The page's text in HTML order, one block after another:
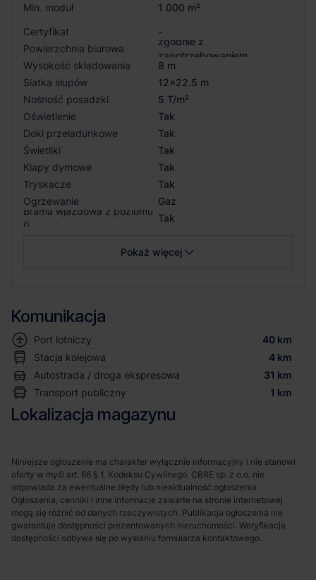
Min. moduł
1 000 m²
Certyfikat
-
Powierzchnia biurowa
zgodnie z
zapotrzebowaniem
Wysokość składowania
8 m
Siatka słupów
12x22.5 m
Nośność posadzki
5 T/m²
Oświetlenie
Tak
Doki przeładunkowe
Tak
Świetliki
Tak
Klapy dymowe
Tak
Tryskacze
Tak
Ogrzewanie
Gaz
Brama wjazdowa z poziomu
0
Tak
Pokaż więcej
Komunikacja
Port lotniczy
40 km
Stacja kolejowa
4 km
Autostrada / droga ekspresowa
31 km
Transport publiczny
1 km
Lokalizacja magazynu
Niniejsze ogłoszenie ma charakter wyłącznie informacyjny i nie stanowi
oferty w myśl art. 66 § 1. Kodeksu Cywilnego. CBRE sp. z o.o. nie
odpowiada za ewentualne błędy lub nieaktualność ogłoszenia.
Ogłoszenia, cenniki i inne informacje zawarte na stronie internetowej
mogą się różnić od danych rzeczywistych. Publikacja ogłoszenia nie
gwarantuje dostępności prezentowanych nieruchomości. Weryfikacja
dostępności odbywa się po wysłaniu formularza kontaktowego.